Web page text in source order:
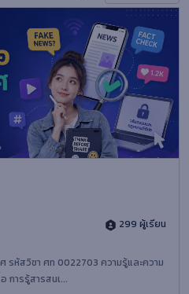
299 ผู้เรียน
รหัสวิชา ศท 0022703 ความรู้และความ
การรู้สารสนเ...